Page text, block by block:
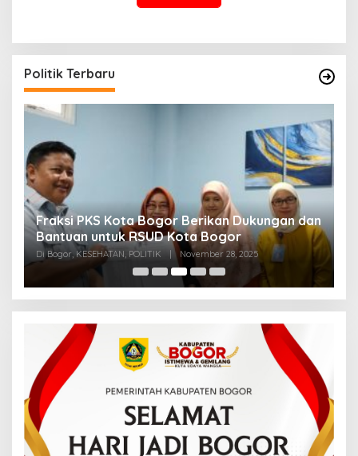
Politik Terbaru
Fraksi PKS Kota Bogor Berikan Dukungan dan
Bantuan untuk RSUD Kota Bogor
Di Bogor, KESEHATAN, POLITIK November 28, 2025